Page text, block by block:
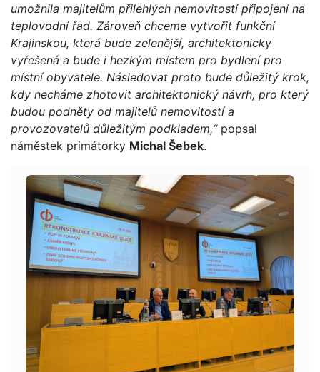
umožnila majitelům přilehlých nemovitostí připojení na
teplovodní řad. Zároveň chceme vytvořit funkční
Krajinskou, která bude zelenější, architektonicky
vyřešená a bude i hezkým místem pro bydlení pro
místní obyvatele. Následovat proto bude důležitý krok,
kdy necháme zhotovit architektonický návrh, pro který
budou podněty od majitelů nemovitostí a
provozovatelů důležitým podkladem,“popsal
náměstek primátorky Michal Šebek.